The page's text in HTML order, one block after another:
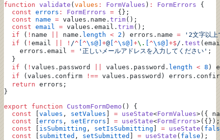
function validate ( values : FormValues ) : FormErrors {
  const
errors : FormErrors = {};
  const
name = values.name. trim();
  const
email = values.email. trim();
  if
( ! name name. length < 2 ) errors.name = '2文字以上
  if
( ! email ! /^ ^\s@] +@ ^\s@] +\. ^\s@] +$ / . test
    errors.email
= '正しいメールアドレスを入力してください' ;
  }
  if
( ! values.password values.password. length < 8 )
  if
(values.confirm !== values.password)
  return
errors;
}
export function CustomFormDemo () {
  const
values , setValues = useState<FormValues>({
  const
errors , setErrors = useState<FormErrors>({});
  const
isSubmitting , setIsSubmitting = useState (
  const
submitted , setSubmitted = useState ( false );